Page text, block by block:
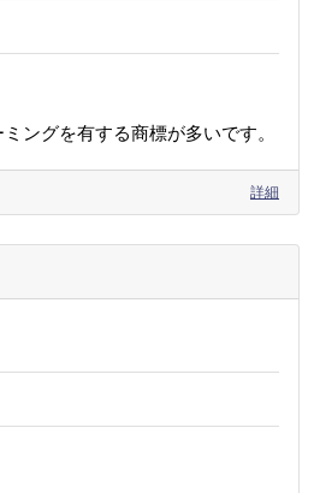
ングを有する商標が多いです。
詳細